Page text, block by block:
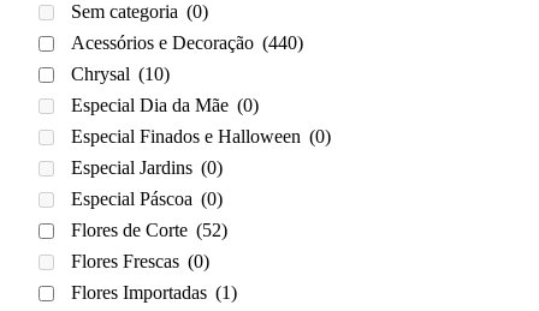
Sem categoria (0)
Acessórios e Decoração (440)
Chrysal (10)
Especial Dia da Mãe (0)
Especial Finados e Halloween (0)
Especial Jardins (0)
Especial Páscoa (0)
Flores de Corte (52)
Flores Frescas (0)
Flores Importadas (1)